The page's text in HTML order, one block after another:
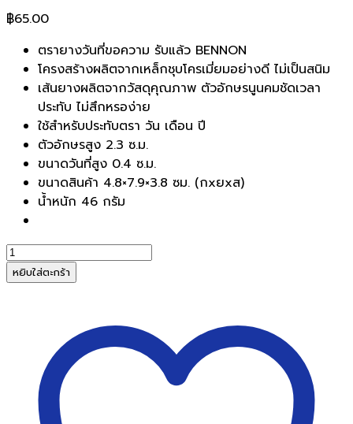
฿65.00
ตรายางวันที่ขอความ รับแล้ว BENNON
โครงสร้างผลิตจากเหล็กชุบโครเมี่ยมอย่างดี ไม่เป็นสนิม
เส้นยางผลิตจากวัสดุคุณภาพ ตัวอักษรนูนคมชัดเวลา
ประทับ ไม่สึกหรอง่าย
ใช้สำหรับประทับตรา วัน เดือน ปี
ตัวอักษรสูง 2.3 ซ.ม.
ขนาดวันที่สูง 0.4 ซ.ม.
ขนาดสินค้า 4.8×7.9×3.8 ซม. (กxยxส)
น้ำหนัก 46 กรัม
จำนวน
ตรายาง
วัน
BENNON
หยิบใส่ตะกร้า